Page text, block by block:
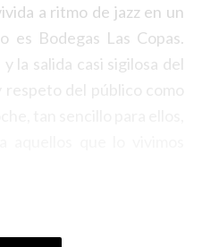
a ritmo de jazz en un
es Bodegas Las Copas.
la salida casi sigilosa del
del público como